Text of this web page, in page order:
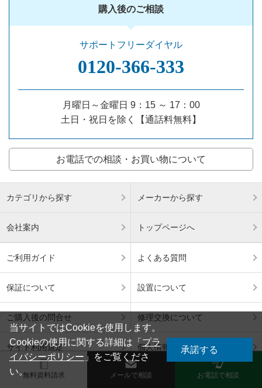
購入後のご相談
サポートフリーダイヤル
0120‐366‐333
月曜日～金曜日 9：15 ～ 17：00
土日・祝日を除く【通話料無料】
お電話での相談・お買い物について
カテゴリから探す メーカーから探す
会社案内 トップページへ
ご利用ガイド よくある質問
保証について 設置について
ご購入後の問合せ 修理交換について
サイト利用規定 個人情報保護方針
特定商取引法表記 サイトマップ
無料資料請求 メールで相談 お電話で相談
当サイトではCookieを使用します。
Cookieの使用に関する詳細は「プラ
イバシーポリシー 」をご覧くださ
い。
承諾する